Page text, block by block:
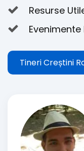
Resurse
Tineri Creștini